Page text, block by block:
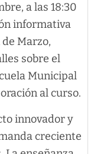
a las 18:30
informativa
Marzo,
sobre el
Municipal
al curso.
innovador y
creciente